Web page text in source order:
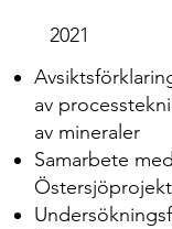
2021
av
av mineraler
Samarbete